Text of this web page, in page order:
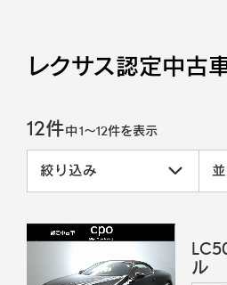
レクサス認定中古
12件中1～12件を表示
絞り込み
ル